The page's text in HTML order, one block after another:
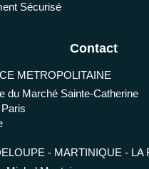
Sécurisé
Contact
METROPOLITAINE
du Marché Sainte-Catherine
Paris
- MARTINIQUE - LA